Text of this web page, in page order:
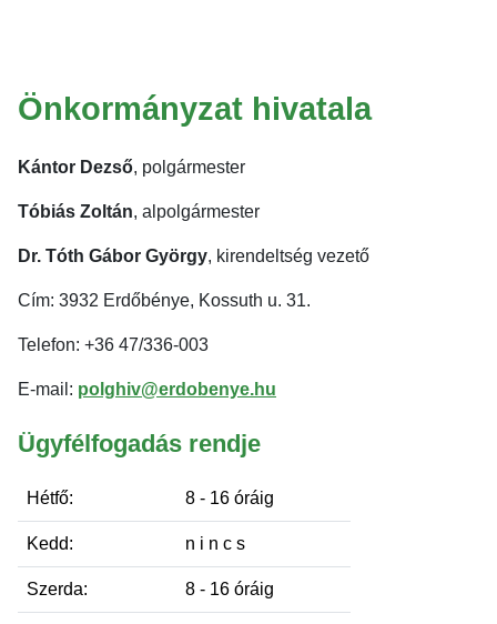
Önkormányzat hivatala
Kántor Dezső, polgármester
Tóbiás Zoltán, alpolgármester
Dr. Tóth Gábor György, kirendeltség vezető
Cím: 3932 Erdőbénye, Kossuth u. 31.
Telefon: +36 47/336-003
E-mail: polghiv@erdobenye.hu
Ügyfélfogadás rendje
Hétfő: 8 - 16 óráig
Kedd: n i n c s
Szerda: 8 - 16 óráig